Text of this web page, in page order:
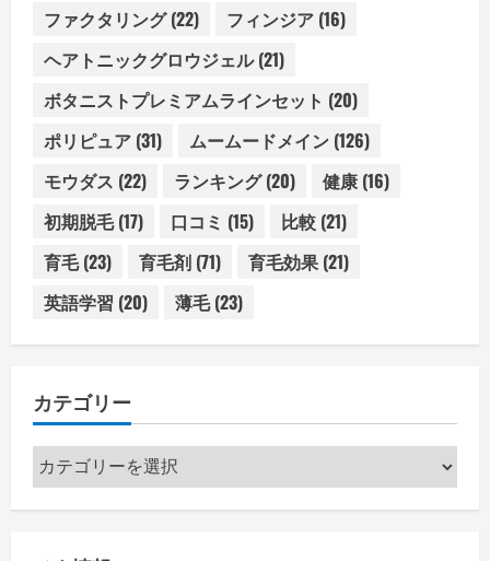
ファクタリング(22) フィンジア (16)
ヘアトニックグロウジェル(21)
ボタニストプレミアムラインセット (20)
ポリピュア (31) ムームードメイン (126)
モウダス (22) ランキング(20) 健康 (16)
初期脱毛(17) 口コミ (15) 比較 (21)
育毛(23) 育毛剤 (71) 育毛効果 (21)
英語学習 (20) 薄毛(23)
カテゴリー
カ
テ